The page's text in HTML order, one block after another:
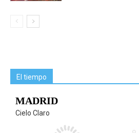
El tiempo
MADRID
Cielo Claro